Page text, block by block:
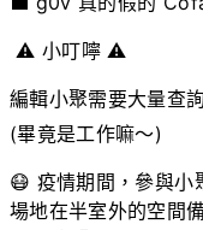
⚠️ 小叮嚀 ⚠️
編輯小聚需要大量查
(畢竟是工作嘛～)
😷 疫情期間，參與小
場地在半室外的空間